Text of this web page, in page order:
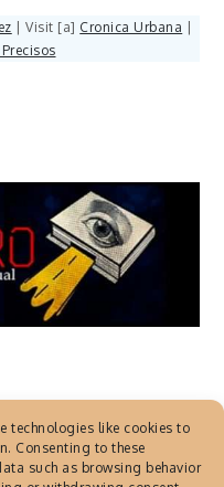
technologies like cookies to
Consenting to these
such as browsing behavior
| Visit [a] Cronica Urbana |